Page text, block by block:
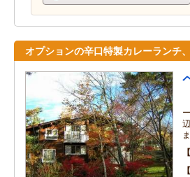
オプションの辛口特製カレーランチ